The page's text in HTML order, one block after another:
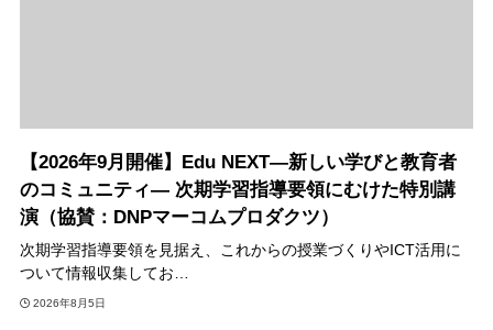
【2026年9月開催】Edu NEXT―新しい学びと教育者
のコミュニティ― 次期学習指導要領にむけた特別講
演（協賛：DNPマーコムプロダクツ）
次期学習指導要領を見据え、これからの授業づくりやICT活用に
ついて情報収集してお…
2026年8月5日